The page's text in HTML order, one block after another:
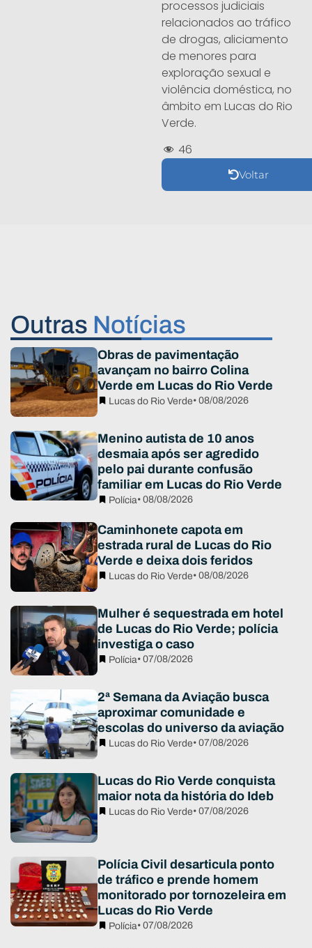
processos judiciais
relacionados ao tráfico
de drogas, aliciamento
de menores para
exploração sexual e
violência doméstica, no
âmbito em Lucas do Rio
Verde.
46
Voltar
Outras Notícias
Obras de pavimentação
avançam no bairro Colina
Verde em Lucas do Rio Verde
Lucas do Rio Verde• 08/08/2026
Menino autista de 10 anos
desmaia após ser agredido
pelo pai durante confusão
familiar em Lucas do Rio Verde
Polícia• 08/08/2026
Caminhonete capota em
estrada rural de Lucas do Rio
Verde e deixa dois feridos
Lucas do Rio Verde• 08/08/2026
Mulher é sequestrada em hotel
de Lucas do Rio Verde; polícia
investiga o caso
Polícia• 07/08/2026
2ª Semana da Aviação busca
aproximar comunidade e
escolas do universo da aviação
Lucas do Rio Verde• 07/08/2026
Lucas do Rio Verde conquista
maior nota da história do Ideb
Lucas do Rio Verde• 07/08/2026
Polícia Civil desarticula ponto
de tráfico e prende homem
monitorado por tornozeleira em
Lucas do Rio Verde
Polícia• 07/08/2026